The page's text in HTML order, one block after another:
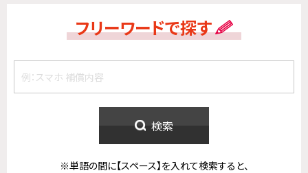
フリーワードで探す
検索
※単語の間に【スペース】を入れて検索すると、